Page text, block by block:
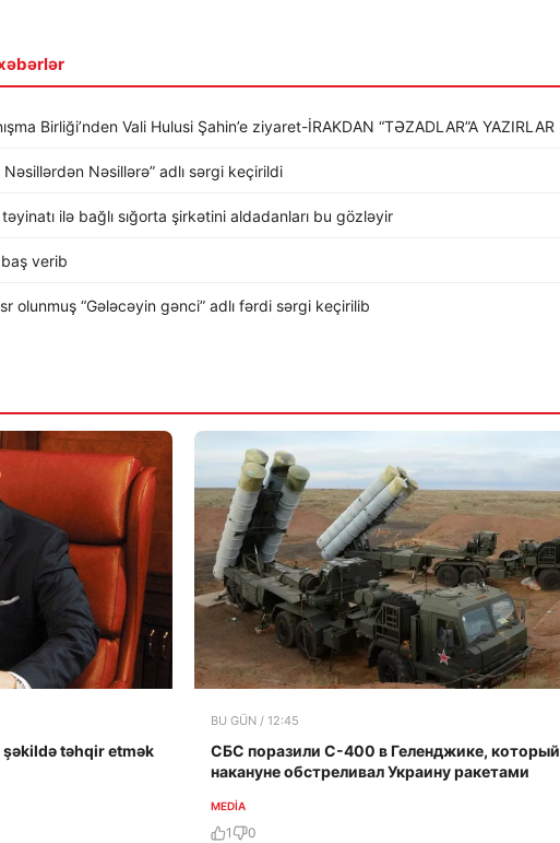
Birliği’nden Vali Hulusi Şahin’e ziyaret-İRAKDAN “TƏZADLAR”A YAZIRLAR
Nəsillərə” adlı sərgi keçirildi
ilə bağlı sığorta şirkətini aldadanları bu gözləyir
baş verib
olunmuş “Gələcəyin gənci” adlı fərdi sərgi keçirilib
təhqir etmək
BU GÜN / 12:45
СБС поразили С-400 в Геленджике, который
накануне обстреливал Украину ракетами
MEDİA
1 0